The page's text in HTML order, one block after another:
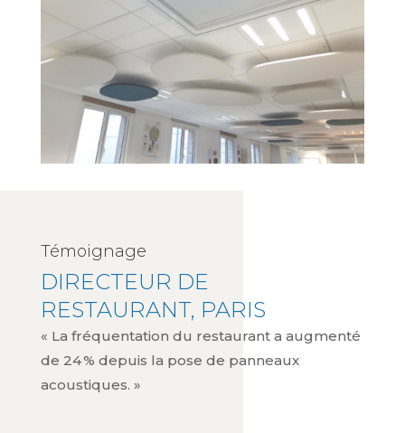
Témoignage
DIRECTEUR DE
RESTAURANT, PARIS
« La fréquentation du restaurant a augmenté
de 24 % depuis la pose de panneaux
acoustiques. »